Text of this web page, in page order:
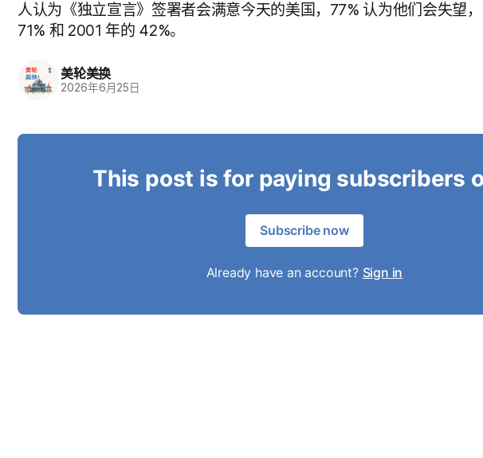
人认为《独立宣言》签署者会满意今天的美国，77% 认为他们会失望
71% 和 2001 年的 42%。
美轮美换
2026年6月25日
This post is for paying subscribers
Subscribe now
Already have an account? Sign in